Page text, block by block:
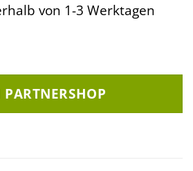
von 1-3 Werktagen